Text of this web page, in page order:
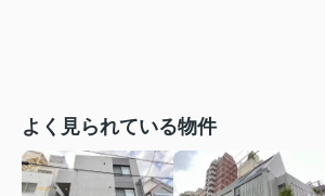
よく見られている物件